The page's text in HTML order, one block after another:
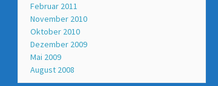
Februar 2011
November 2010
Oktober 2010
Dezember 2009
Mai 2009
August 2008